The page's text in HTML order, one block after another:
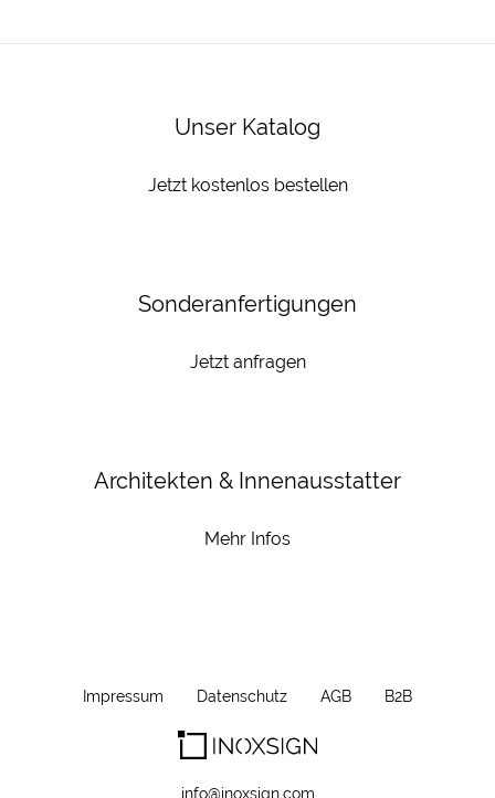
Unser Katalog
Jetzt kostenlos bestellen
Sonderanfertigungen
Jetzt anfragen
Architekten & Innenausstatter
Mehr Infos
info@inoxsign.com
Impressum Datenschutz AGB B2B